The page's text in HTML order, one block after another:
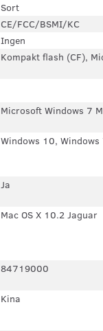
Sort
CE/FCC/BSMI/KC
Ingen
Kompakt flash (CF),
Microsoft Windows 7
Windows 10,
Ja
Mac OS X 10.2 Jaguar
84719000
Kina